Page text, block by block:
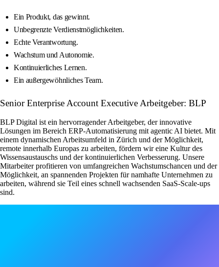
Ein Produkt, das gewinnt.
Unbegrenzte Verdienstmöglichkeiten.
Echte Verantwortung.
Wachstum und Autonomie.
Kontinuierliches Lernen.
Ein außergewöhnliches Team.
Senior Enterprise Account Executive Arbeitgeber: BLP
BLP Digital ist ein hervorragender Arbeitgeber, der innovative
Lösungen im Bereich ERP-Automatisierung mit agentic AI bietet. Mit
einem dynamischen Arbeitsumfeld in Zürich und der Möglichkeit,
remote innerhalb Europas zu arbeiten, fördern wir eine Kultur des
Wissensaustauschs und der kontinuierlichen Verbesserung. Unsere
Mitarbeiter profitieren von umfangreichen Wachstumschancen und der
Möglichkeit, an spannenden Projekten für namhafte Unternehmen zu
arbeiten, während sie Teil eines schnell wachsenden SaaS-Scale-ups
sind.